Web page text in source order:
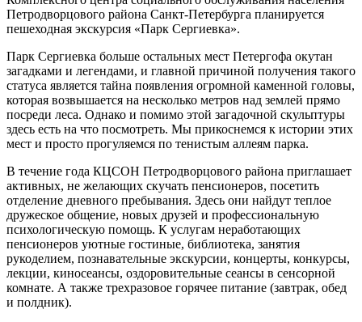
Петродворцового района Санкт-Петербурга планируется
пешеходная экскурсия «Парк Сергиевка».
Парк Сергиевка больше остальных мест Петергофа окутан
загадками и легендами, и главной причиной получения такого
статуса является тайна появления огромной каменной головы,
которая возвышается на несколько метров над землей прямо
посреди леса. Однако и помимо этой загадочной скульптуры
здесь есть на что посмотреть. Мы прикоснемся к истории этих
мест и просто прогуляемся по тенистым аллеям парка.
В течение года КЦСОН Петродворцового района приглашает
активных, не желающих скучать пенсионеров, посетить
отделение дневного пребывания. Здесь они найдут теплое
дружеское общение, новых друзей и профессиональную
психологическую помощь. К услугам неработающих
пенсионеров уютные гостиные, библиотека, занятия
рукоделием, познавательные экскурсии, концерты, конкурсы,
лекции, киносеансы, оздоровительные сеансы в сенсорной
комнате. А также трехразовое горячее питание (завтрак, обед
и полдник).